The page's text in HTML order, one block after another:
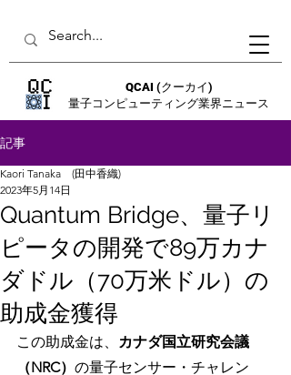
QCAI (クーカイ)
量子コンピューティング業界ニュース
記事
Quantum Bridge、量子リ
ピータの開発で89万カナ
ダドル（70万米ドル）の
助成金獲得
Kaori Tanaka (田中香織)
2023年5月14日
この助成金は、 カナダ国立研究会議
（NRC） の量子センサー・チャレン